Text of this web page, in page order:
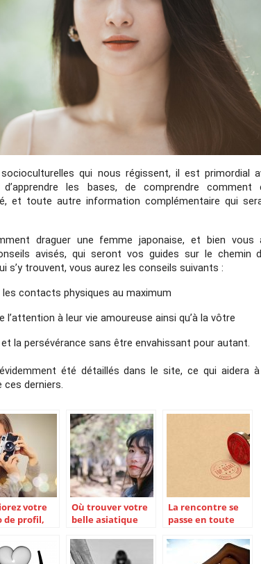
qui nous régissent, il est primordial
les bases, de comprendre comment
et toute autre information complémentaire qui
draguer une femme japonaise, et bien vous
avisés, qui seront vos guides sur le chemin
s’y trouvent, vous aurez les conseils suivants :
les contacts physiques au maximum
à leur vie amoureuse ainsi qu’à la vôtre
la persévérance sans être envahissant pour autant.
été détaillés dans le site, ce qui aidera à
ces derniers.
votre
de profil,
de la
Où trouver votre
belle asiatique
article
La rencontre se
passe en toute